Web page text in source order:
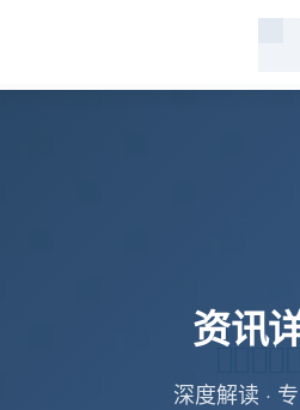
资讯
深度解读 ·